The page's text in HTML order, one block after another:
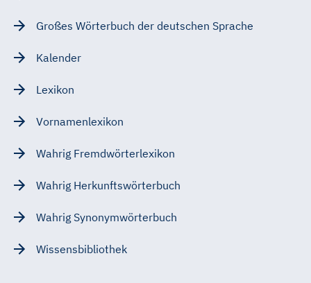
Großes Wörterbuch der deutschen Sprache
Kalender
Lexikon
Vornamenlexikon
Wahrig Fremdwörterlexikon
Wahrig Herkunftswörterbuch
Wahrig Synonymwörterbuch
Wissensbibliothek